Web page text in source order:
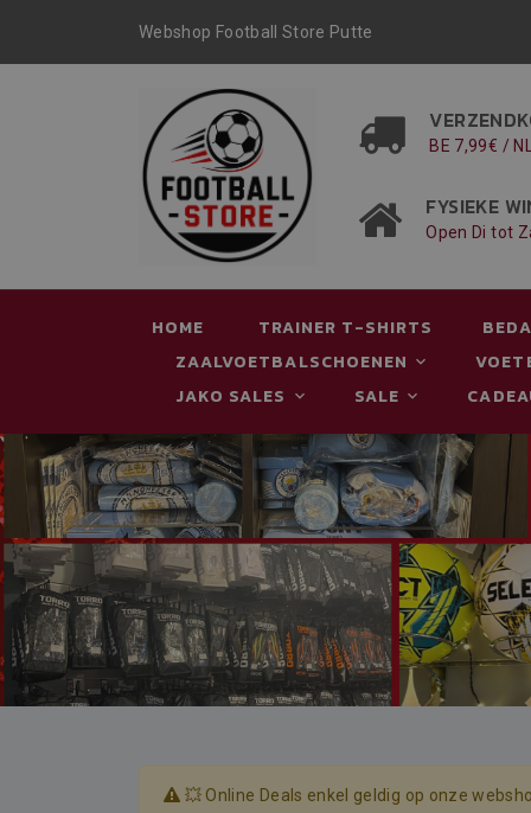
Webshop Football Store Putte
BE 7,99€ /
FYSIEKE
Open Di tot
HOME TRAINER T-SHIRTS
ZAALVOETBALSCHOENEN
JAKO SALES
SALE
💥 Online Deals enkel geldig op onze